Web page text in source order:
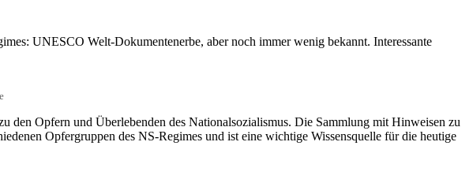
UNESCO Welt-Dokumentenerbe, aber noch immer wenig bekannt. Interessante
Opfern und Überlebenden des Nationalsozialismus. Die Sammlung mit Hinweisen zu
Opfergruppen des NS-Regimes und ist eine wichtige Wissensquelle für die heutige